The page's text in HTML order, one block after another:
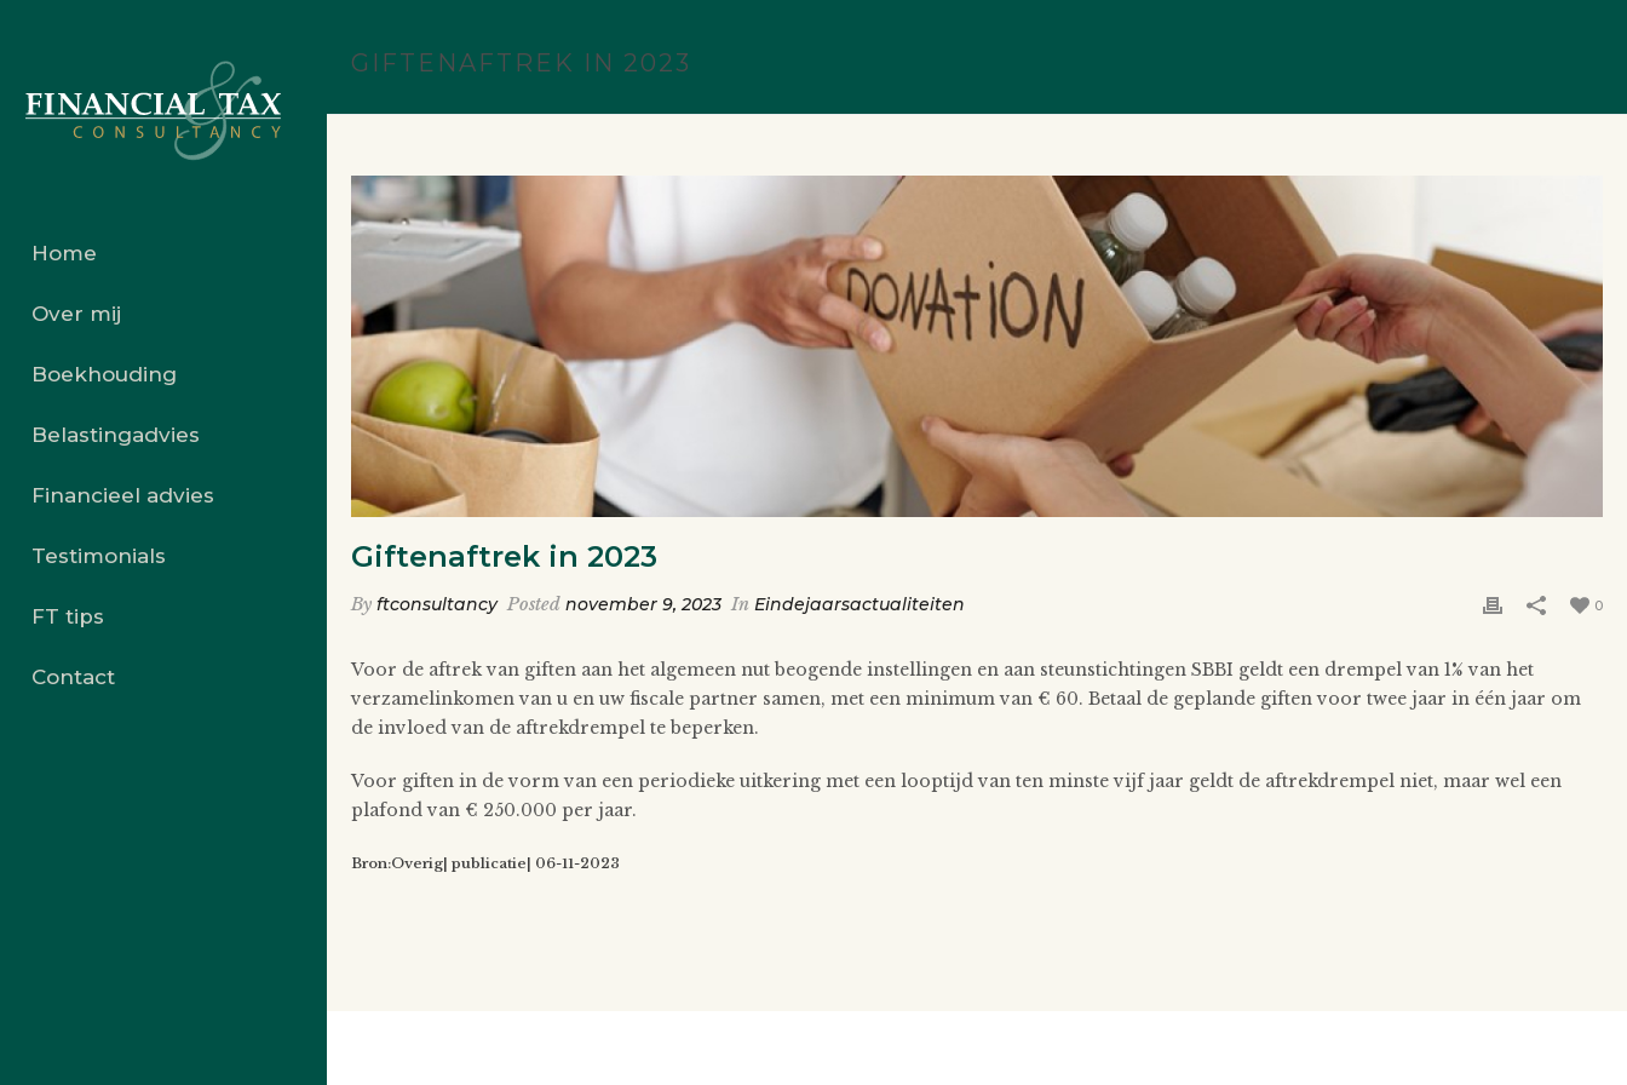
Home
Over mij
Boekhouding
Belastingadvies
Financieel advies
Testimonials
FT tips
Contact
GIFTENAFTREK IN 2023
Giftenaftrek in 2023
By ftconsultancy Posted november 9, 2023 In Eindejaarsactualiteiten 0
Voor de aftrek van giften aan het algemeen nut beogende instellingen en aan steunstichtingen SBBI geldt een drempel van 1% van het
verzamelinkomen van u en uw fiscale partner samen, met een minimum van € 60. Betaal de geplande giften voor twee jaar in één jaar om
de invloed van de aftrekdrempel te beperken.
Voor giften in de vorm van een periodieke uitkering met een looptijd van ten minste vijf jaar geldt de aftrekdrempel niet, maar wel een
plafond van € 250.000 per jaar.
Bron:Overig| publicatie| 06-11-2023